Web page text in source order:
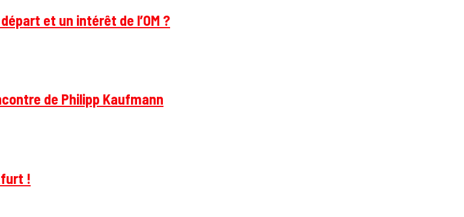
et un intérêt de l’OM ?
de Philipp Kaufmann
!